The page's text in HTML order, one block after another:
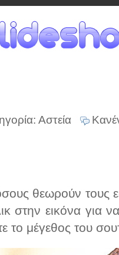
Αστεία
θεωρούν τους
στην εικόνα για
το μέγεθος του